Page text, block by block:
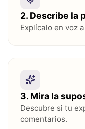
2. Describe la
Explícalo en voz
3. Mira la
Descubre si tu
comentarios.